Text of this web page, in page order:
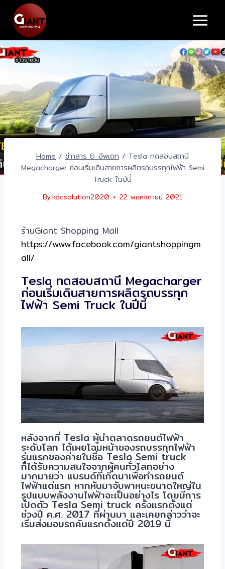
Home / ข่าาสาร & อัพเดท / Tesla ทดสอบสถานี
Megacharger ก่อนเริ่มเดินสายการผลิตรถบรรทุกไฟฟ้า Semi
Truck ในปีนี้
Bykdcsolution2020 22 พฤศจิกายน 2021
ร้านGiant Shopping Mall
https://www.facebook.com/giantshoppingm
all/
Tesla ทดสอบสถานี Megacharger
ก่อนเริ่มเดินสายการผลิตรถบรรทุก
ไฟฟ้า Semi Truck ในปีนี้
หลังจากที่ Tesla ผู้นำตลาดรถยนต์ไฟฟ้า
ระดับโลก ได้เผยโฉมหน้าของรถบรรทุกไฟฟ้า
รุ่นแรกของค่ายในชื่อ Tesla Semi truck
ก็ได้รับความสนใจจากผู้คนทั่วโลกอย่าง
มากมายว่า แบรนด์ที่เกิดมาเพื่อทำรถยนต์
ไฟฟ้าแต่แรก หากหันมาจับพาหนะขนาดใหญ่ใน
รูปแบบพลังงานไฟฟ้าจะเป็นอย่างไร โดยมีการ
เปิดตัว Tesla Semi truck ครั้งแรกตั้งแต่
ช่วงปี ค.ศ. 2017 ที่ผ่านมา และเคยกล่าวว่าจะ
เริ่มส่งมอบรถคันแรกตั้งแต่ปี 2019 นี้